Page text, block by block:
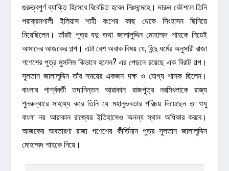
গুরুত্বপূর্ণ ব্যাক্তি হিসেবে বিবেচিত হবেন নিঃসন্দেহে। দারুন কৌশলে তিনি
পরাক্রমশালী ইলিয়াস শাহী বংশের কাছ থেকে সিংহাসন ছিনিয়ে
নিয়েছিলেন। তাঁরই পুত্র যদু তথা জালালুদ্দিন মোহাম্মদ শাহকে নিয়েই
আমাদের আজকের গল্প। এটা বেশ অবাক বিষয় যে, হিন্দু ধর্মের অনুসারীরাজা
গণেশেরপুত্র মুসলিম কিভাবে হলেন? এর পেছনে রয়েছে এক বিরাট গল্প।
সুলতান জালালুদ্দিন তাঁর সময়ের একজন দক্ষ ও যোগ্য শাসক ছিলেন।
বাংলার পার্শ্ববর্তী তদানিন্তন আরাকান রাজপুত্র নরমিখলাকে রাজ্য
পুনরুদ্ধারে সাহায্য করে তিনি যে মহানুভবতার পরিচয় দিয়েছেন তা শুধু
বাংলা নয় আরাকান রাজ্যের ইতিহাসেও অনন্য স্থান অধিকার করবে।
আজকের অবতারণা রাজা গণেশের কীর্তিমান পুত্র সুলতান জালালুদ্দিন
মোহাম্মদ শাহকে নিয়ে।